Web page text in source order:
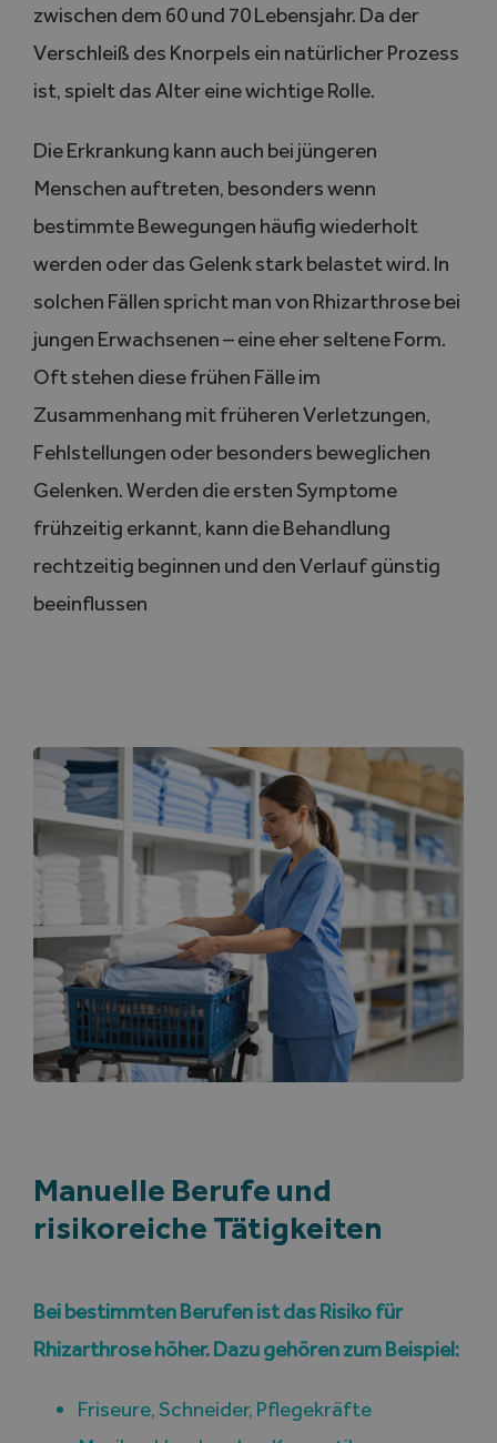
zwischen dem 60 und 70 Lebensjahr. Da der
Verschleiß des Knorpels ein natürlicher Prozess
ist, spielt das Alter eine wichtige Rolle.
Die Erkrankung kann auch bei jüngeren
Menschen auftreten, besonders wenn
bestimmte Bewegungen häufig wiederholt
werden oder das Gelenk stark belastet wird. In
solchen Fällen spricht man von Rhizarthrose bei
jungen Erwachsenen – eine eher seltene Form.
Oft stehen diese frühen Fälle im
Zusammenhang mit früheren Verletzungen,
Fehlstellungen oder besonders beweglichen
Gelenken. Werden die ersten Symptome
frühzeitig erkannt, kann die Behandlung
rechtzeitig beginnen und den Verlauf günstig
beeinflussen
Manuelle Berufe und
risikoreiche Tätigkeiten
Bei bestimmten Berufen ist das Risiko für
Rhizarthrose höher. Dazu gehören zum Beispiel:
Friseure, Schneider, Pflegekräfte